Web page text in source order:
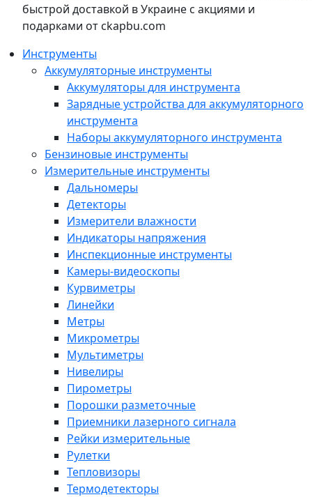
быстрой доставкой в Украине с акциями и
подарками от ckapbu.com
Инструменты
Аккумуляторные инструменты
Аккумуляторы для инструмента
Зарядные устройства для аккумуляторного
инструмента
Наборы аккумуляторного инструмента
Бензиновые инструменты
Измерительные инструменты
Дальномеры
Детекторы
Измерители влажности
Индикаторы напряжения
Инспекционные инструменты
Камеры-видеоскопы
Курвиметры
Линейки
Метры
Микрометры
Мультиметры
Нивелиры
Пирометры
Порошки разметочные
Приемники лазерного сигнала
Рейки измерительные
Рулетки
Тепловизоры
Термодетекторы